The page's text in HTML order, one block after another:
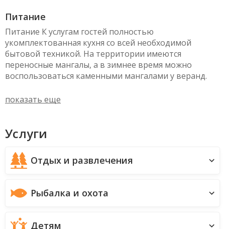
Питание
Питание К услугам гостей полностью
укомплектованная кухня со всей необходимой
бытовой техникой. На территории имеются
переносные мангалы, а в зимнее время можно
воспользоваться каменными мангалами у веранд.
показать еще
Услуги
Отдых и развлечения
Рыбалка и охота
Детям